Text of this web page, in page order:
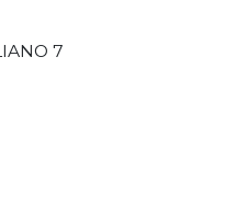
7